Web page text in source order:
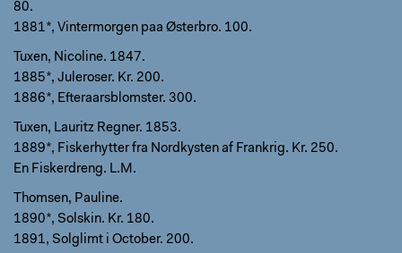
80.
1881*, Vintermorgen paa Østerbro. 100.
Tuxen, Nicoline. 1847.
1885*, Juleroser. Kr. 200.
1886*, Efteraarsblomster. 300.
Tuxen, Lauritz Regner. 1853.
1889*, Fiskerhytter fra Nordkysten af Frankrig. Kr. 250.
En Fiskerdreng. L.M.
Thomsen, Pauline.
1890*, Solskin. Kr. 180.
1891, Solglimt i October. 200.